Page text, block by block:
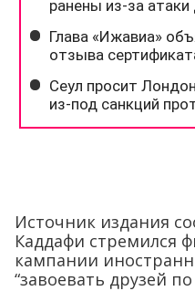
Источник издания
Каддафи стремился
кампании
“завоевать друзей